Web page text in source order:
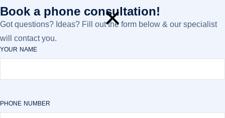
Book a phone consultation!
Got questions? Ideas? Fill out the form below & our specialist
will contact you.
YOUR NAME
PHONE NUMBER